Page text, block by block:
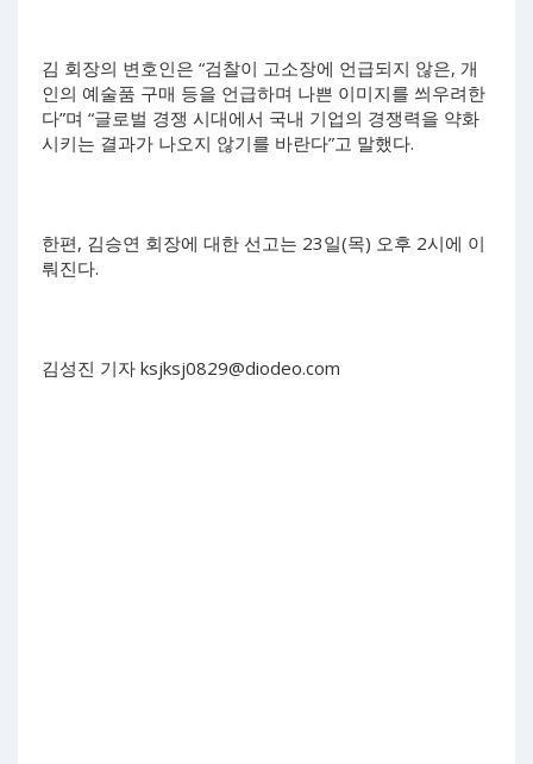
김 회장의 변호인은 “검찰이 고소장에 언급되지 않은, 개
인의 예술품 구매 등을 언급하며 나쁜 이미지를 씌우려한
다”며 “글로벌 경쟁 시대에서 국내 기업의 경쟁력을 약화
시키는 결과가 나오지 않기를 바란다”고 말했다.
한편, 김승연 회장에 대한 선고는 23일(목) 오후 2시에 이
뤄진다.
김성진 기자 ksjksj0829@diodeo.com